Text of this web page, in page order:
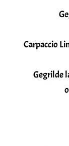
Veggie :
Carpaccio
Gegrilde